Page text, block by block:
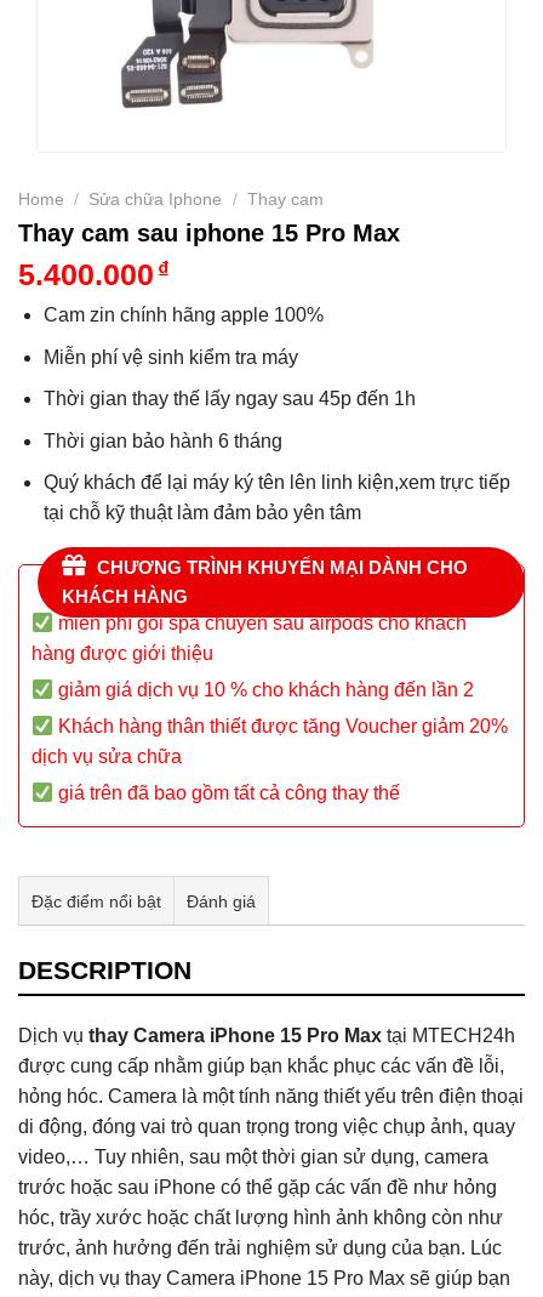
Home / Sửa chữa Iphone / Thay cam
Thay cam sau iphone 15 Pro Max
5.400.000 ₫
Cam zin chính hãng apple 100%
Miễn phí vệ sinh kiểm tra máy
Thời gian thay thế lấy ngay sau 45p đến 1h
Thời gian bảo hành 6 tháng
Quý khách để lại máy ký tên lên linh kiện,xem trực tiếp
tại chỗ kỹ thuật làm đảm bảo yên tâm
CHƯƠNG TRÌNH KHUYẾN MẠI DÀNH CHO
KHÁCH HÀNG
miễn phí gói spa chuyên sâu airpods cho khách
hàng được giới thiệu
giảm giá dịch vụ 10 % cho khách hàng đến lần 2
Khách hàng thân thiết được tăng Voucher giảm 20%
dịch vụ sửa chữa
giá trên đã bao gồm tất cả công thay thế
Đặc điểm nổi bật Đánh giá
DESCRIPTION
Dịch vụ thay Camera iPhone 15 Pro Max tại MTECH24h
được cung cấp nhằm giúp bạn khắc phục các vấn đề lỗi,
hỏng hóc. Camera là một tính năng thiết yếu trên điện thoại
di động, đóng vai trò quan trọng trong việc chụp ảnh, quay
video,… Tuy nhiên, sau một thời gian sử dụng, camera
trước hoặc sau iPhone có thể gặp các vấn đề như hỏng
hóc, trầy xước hoặc chất lượng hình ảnh không còn như
trước, ảnh hưởng đến trải nghiệm sử dụng của bạn. Lúc
này, dịch vụ thay Camera iPhone 15 Pro Max sẽ giúp bạn